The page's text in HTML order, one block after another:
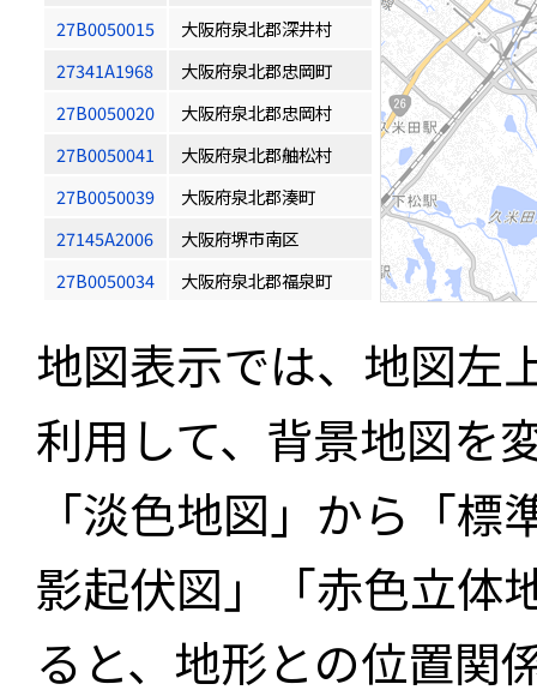
27B0050015
大阪府泉北郡深井村
27341A1968
大阪府泉北郡忠岡町
27B0050020
大阪府泉北郡忠岡村
27B0050041
大阪府泉北郡舳松村
27B0050039
大阪府泉北郡湊町
27145A2006
大阪府堺市南区
27B0050034
大阪府泉北郡福泉町
地図表示では、地図左
利用して、背景地図を
「淡色地図」から「
影起伏図」「赤色立体
ると、地形との位置関